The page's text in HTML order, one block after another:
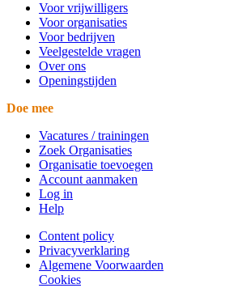
Voor vrijwilligers
Voor organisaties
Voor bedrijven
Veelgestelde vragen
Over ons
Openingstijden
Doe mee
Vacatures / trainingen
Zoek Organisaties
Organisatie toevoegen
Account aanmaken
Log in
Help
Content policy
Privacyverklaring
Algemene Voorwaarden
Cookies